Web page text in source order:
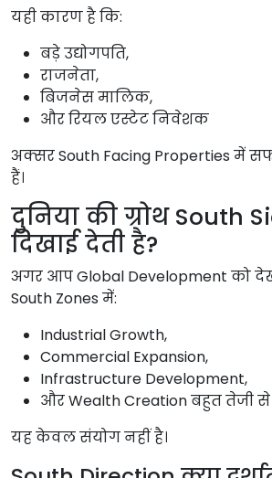
यही कारण है कि:
बड़े उद्योगपति,
राजनेता,
बिजनेस मालिक,
और रियल एस्टेट निवेशक
अक्सर South Facing Properties में
हैं।
दुनिया की ग्रोथ South
दिखाई देती है?
अगर आप Global Development को
South Zones में:
Industrial Growth,
Commercial Expansion,
Infrastructure Development,
और Wealth Creation बहुत तेजी से
यह केवल संयोग नहीं है।